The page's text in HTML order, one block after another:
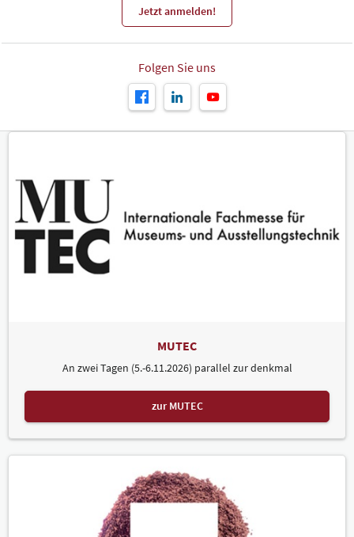
Jetzt anmelden!
Folgen Sie uns
MUTEC
An zwei Tagen (5.-6.11.2026) parallel zur denkmal
zur MUTEC